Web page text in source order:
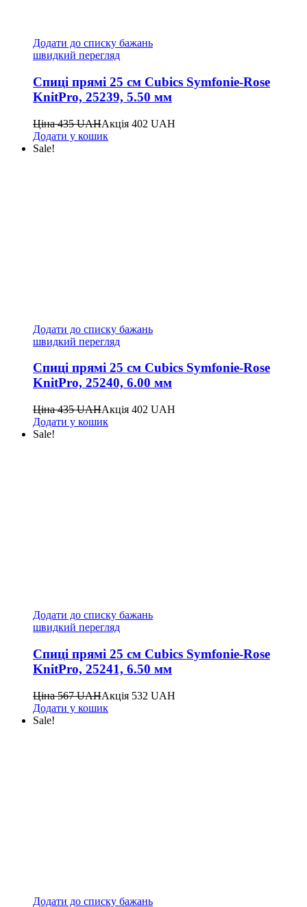
Додати до списку бажань
швидкий перегляд
Спиці прямі 25 см Cubics Symfonie-Rose
KnitPro, 25239, 5.50 мм
Ціна435UAHАкція 402 UAH
Додати у кошик
Sale!
Додати до списку бажань
швидкий перегляд
Спиці прямі 25 см Cubics Symfonie-Rose
KnitPro, 25240, 6.00 мм
Ціна435UAHАкція 402 UAH
Додати у кошик
Sale!
Додати до списку бажань
швидкий перегляд
Спиці прямі 25 см Cubics Symfonie-Rose
KnitPro, 25241, 6.50 мм
Ціна567UAHАкція 532 UAH
Додати у кошик
Sale!
Додати до списку бажань